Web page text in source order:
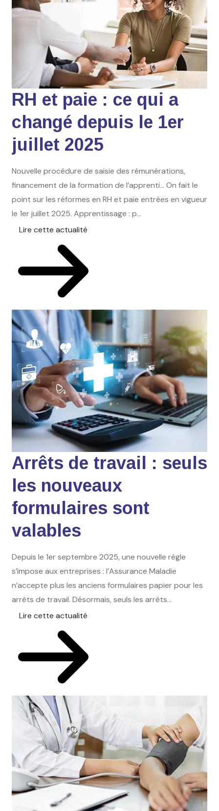
RH et paie : ce qui a
changé depuis le 1er
juillet 2025
Nouvelle procédure de saisie des rémunérations,
financement de la formation de l’apprenti… On fait le
point sur les réformes en RH et paie entrées en vigueur
le 1er juillet 2025. Apprentissage : p...
Lire cette actualité
Arrêts de travail : seuls
les nouveaux
formulaires sont
valables
Depuis le 1er septembre 2025, une nouvelle règle
s’impose aux entreprises : l’Assurance Maladie
n’accepte plus les anciens formulaires papier pour les
arrêts de travail. Désormais, seuls les arrêts...
Lire cette actualité